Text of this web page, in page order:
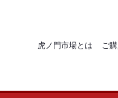
虎ノ門市場とは ご